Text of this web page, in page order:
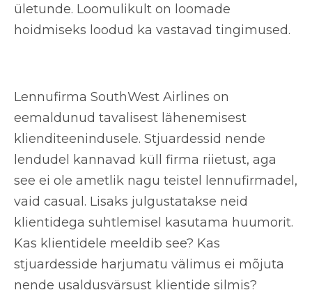
ületunde. Loomulikult on loomade
hoidmiseks loodud ka vastavad tingimused.
Lennufirma SouthWest Airlines on
eemaldunud tavalisest lähenemisest
klienditeenindusele. Stjuardessid nende
lendudel kannavad küll firma riietust, aga
see ei ole ametlik nagu teistel lennufirmadel,
vaid casual. Lisaks julgustatakse neid
klientidega suhtlemisel kasutama huumorit.
Kas klientidele meeldib see? Kas
stjuardesside harjumatu välimus ei mõjuta
nende usaldusvärsust klientide silmis?